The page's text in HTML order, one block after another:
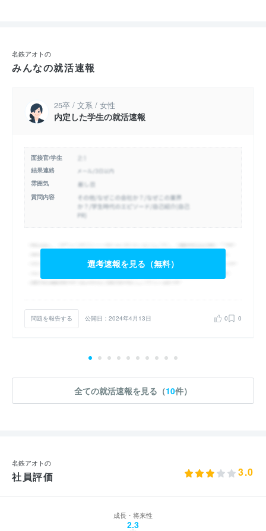
名鉄アオトの
みんなの就活速報
25卒 / 文系 / 女性
内定した学生の就活速報
面接官/学生
結果連絡
雰囲気
質問内容
選考速報を見る（無料）
問題を報告する 公開日：2024年4月13日 0 0
全ての就活速報を見る（10件）
名鉄アオトの
社員評価 3.0
成長・将来性
2.3